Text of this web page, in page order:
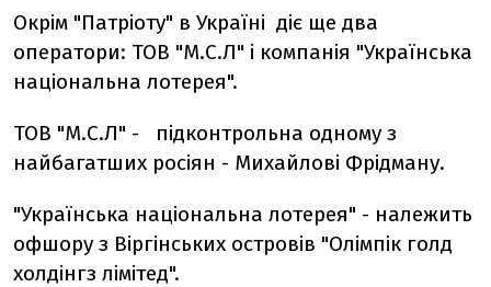
Окрім "Патріоту" в Україні діє ще два
оператори: ТОВ "М.С.Л" і компанія "Українська
національна лотерея".
ТОВ "М.С.Л" - підконтрольна одному з
найбагатших росіян - Михайлові Фрідману.
"Українська національна лотерея" - належить
офшору з Віргінських островів "Олімпік голд
холдінгз лімітед".